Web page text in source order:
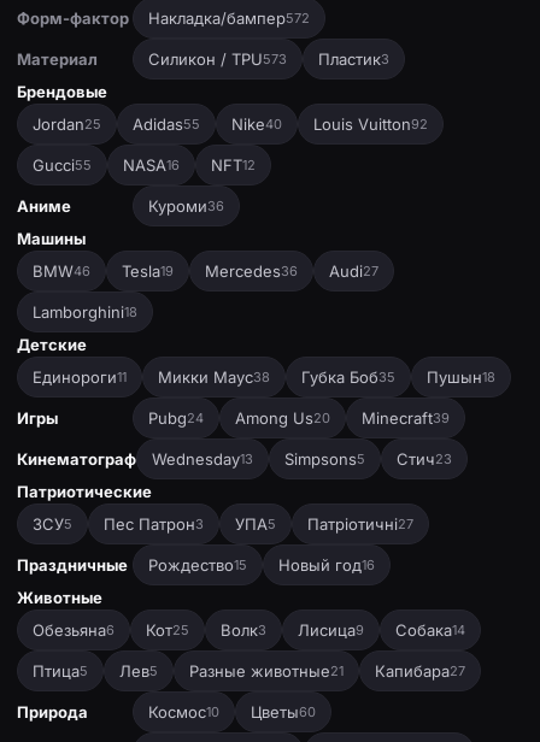
Форм-фактор Накладка/бампер572
Материал Силикон / TPU573 Пластик3
Брендовые
Jordan25 Adidas55 Nike40 Louis Vuitton92
Gucci55 NASA16 NFT12
Аниме Куроми36
Машины
BMW46 Tesla19 Mercedes36 Audi27
Lamborghini18
Детские
Единороги11 Микки Маус38 Губка Боб35 Пушын18
Игры Pubg24 Among Us20 Minecraft39
Кинематограф Wednesday13 Simpsons5 Стич23
Патриотические
ЗСУ5 Пес Патрон3 УПА5 Патріотичні27
Праздничные Рождество15 Новый год16
Животные
Обезьяна6 Кот25 Волк3 Лисица9 Собака14
Птица5 Лев5 Разные животные21 Капибара27
Природа Космос10 Цветы60